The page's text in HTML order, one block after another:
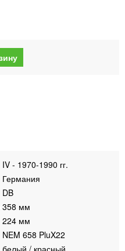
IV - 1970-1990 гг.
Германия
DB
358 мм
224 мм
NEM 658 PluX22
белый / красный